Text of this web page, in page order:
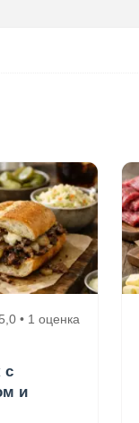
5,0 • 1 оценка
с
и